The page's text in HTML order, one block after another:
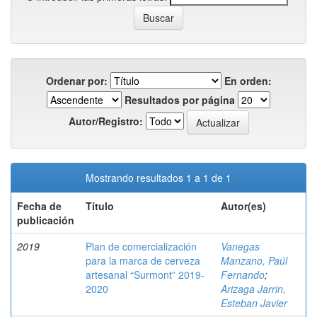
Ordenar por:
En orden:
Resultados por página
Autor/Registro:
Mostrando resultados 1 a 1 de 1
Fecha de
publicación
Título Autor(es)
2019
Plan de comercialización
para la marca de cerveza
artesanal “Surmont” 2019-
2020
Vanegas
Manzano, Paúl
Fernando;
Arizaga Jarrin,
Esteban Javier